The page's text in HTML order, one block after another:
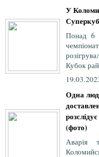
У
Понад 6
Кубок
Одна
(фото)
Аварія